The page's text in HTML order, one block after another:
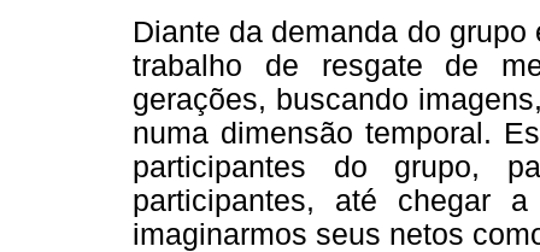
Diante da demanda do
trabalho de resgate de
gerações, buscando
numa dimensão temporal.
participantes do grupo,
participantes, até chegar
imaginarmos seus netos